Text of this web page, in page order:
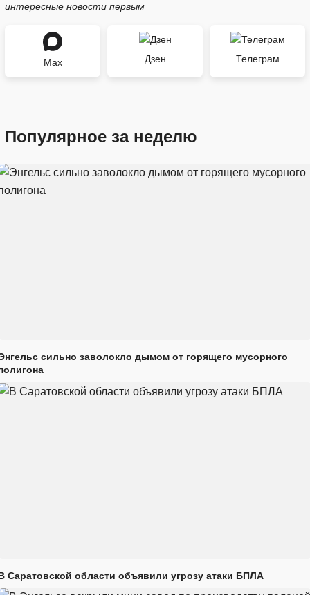
интересные новости первым
Max Дзен Телеграм
Популярное за неделю
сильно заволокло дымом от горящего мусорного
Саратовской области объявили угрозу атаки БПЛА